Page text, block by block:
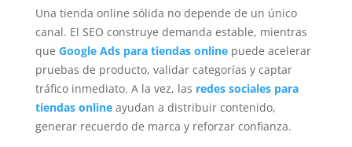
Una tienda online sólida no depende de un único
canal. El SEO construye demanda estable, mientras
que Google Ads para tiendas onlinepuede acelerar
pruebas de producto, validar categorías y captar
tráfico inmediato. A la vez, las redes sociales para
tiendas onlineayudan a distribuir contenido,
generar recuerdo de marca y reforzar confianza.